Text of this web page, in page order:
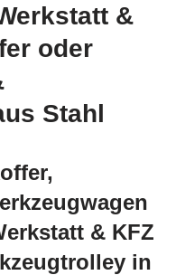
&
oder
Stahl
& KFZ
in